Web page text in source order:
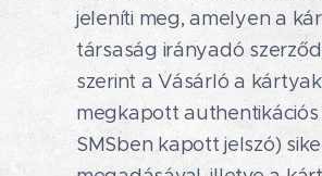
jeleníti meg, amelyen a
társaság irányadó
szerint a Vásárló a
megkapott
SMSben kapott jelszó)